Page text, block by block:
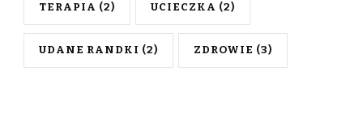
TERAPIA (2) UCIECZKA (2)
UDANE RANDKI (2) ZDROWIE (3)